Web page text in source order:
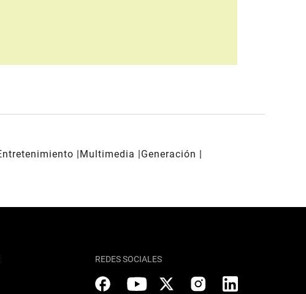
Multimedia
Generación
REDES SOCIALES